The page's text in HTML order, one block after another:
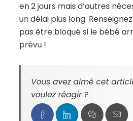
en 2 jours mais d’autres
un délai plus long.
pas être bloqué si le bébé
prévu !
Vous avez aimé cet
voulez réagir ?